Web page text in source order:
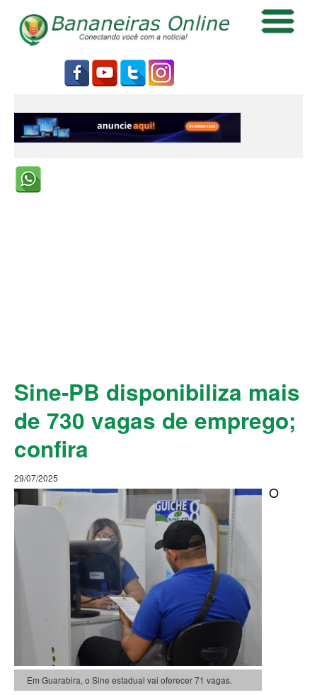
Sine-PB disponibiliza mais
de 730 vagas de emprego;
confira
29/07/2025
Em Guarabira, o Sine estadual vai oferecer 71 vagas.
O